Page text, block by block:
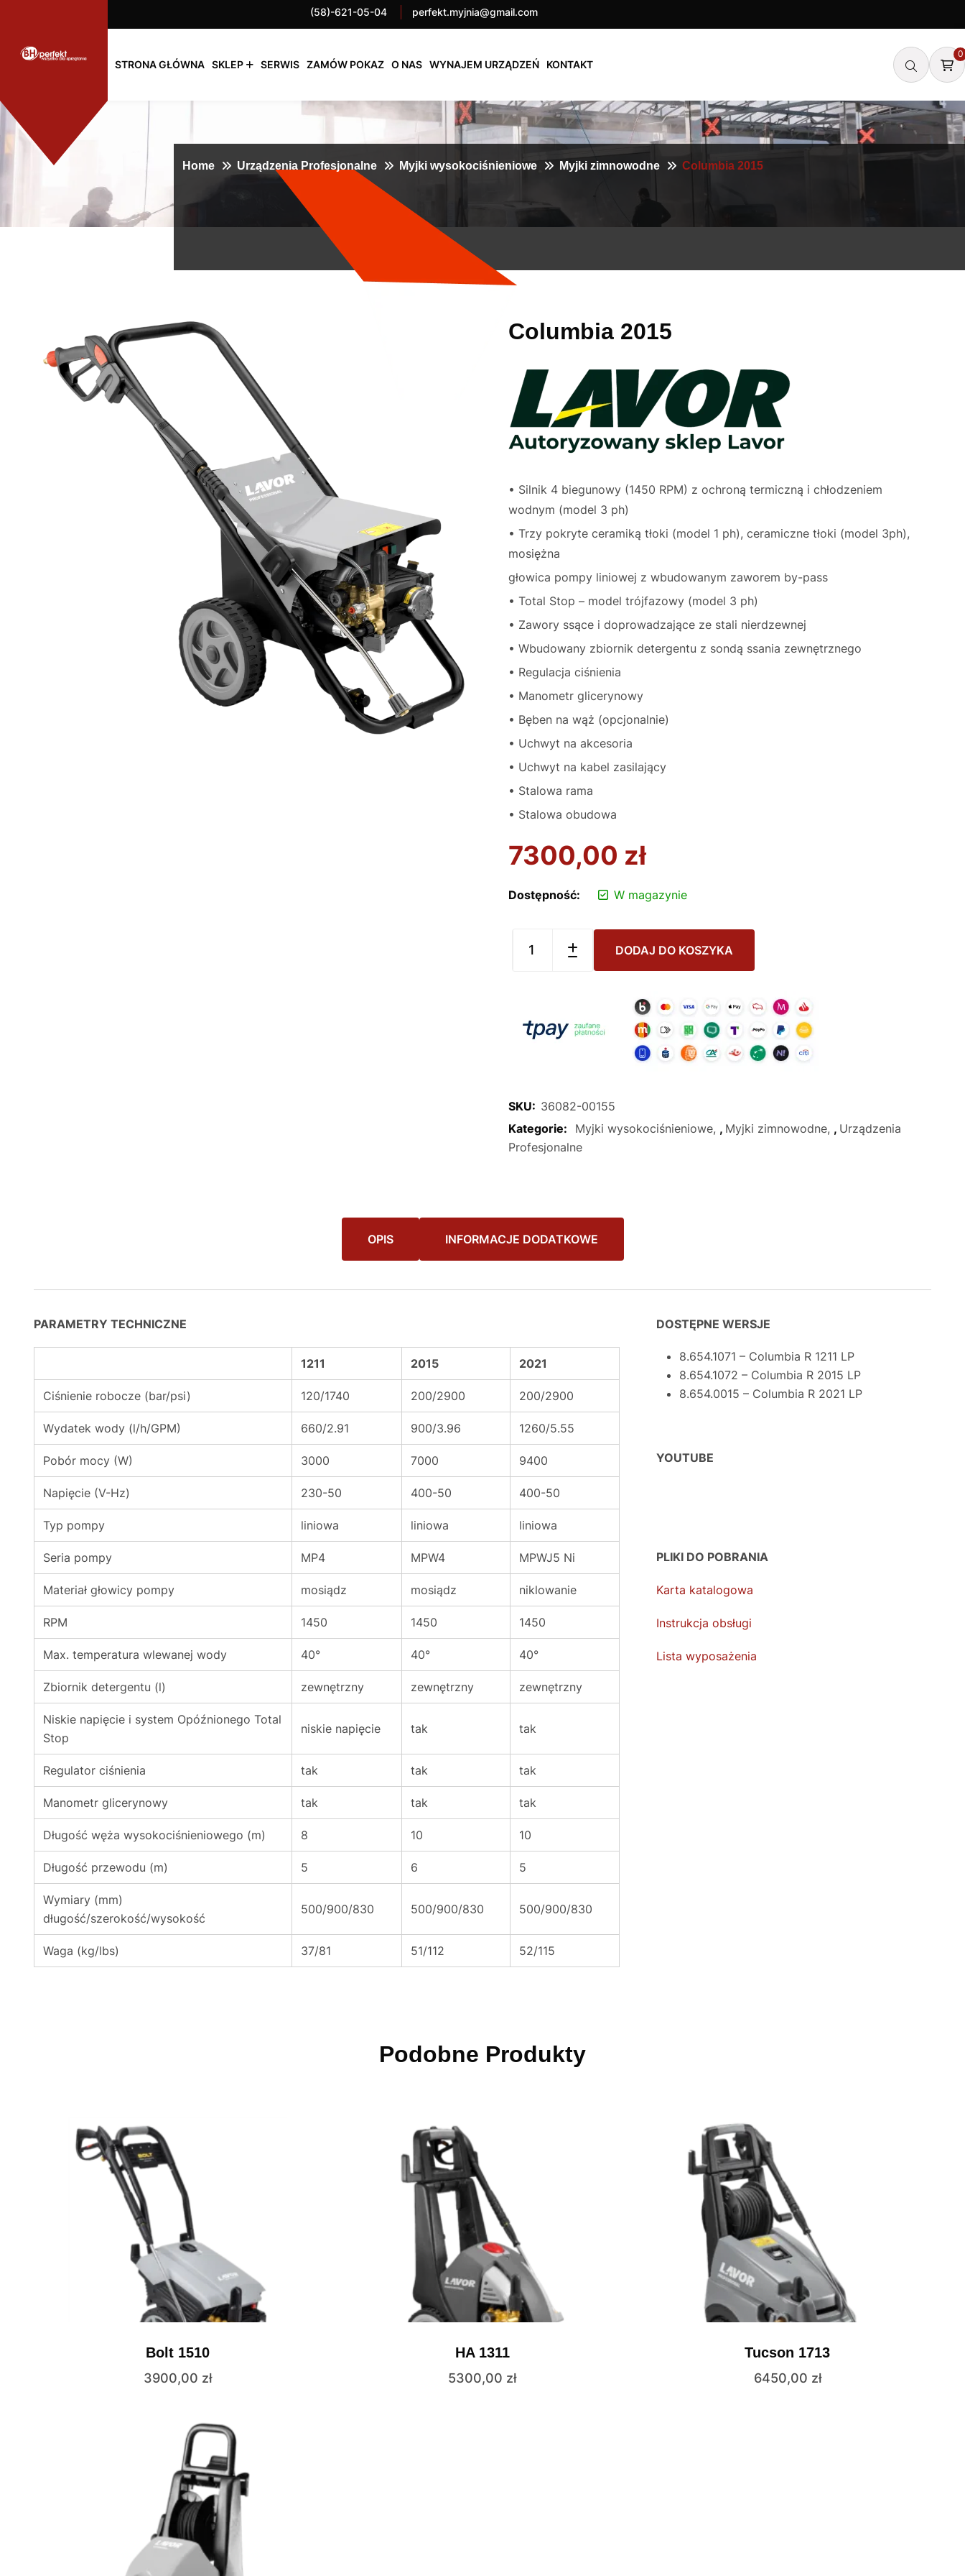
(58)-621-05-04 perfekt.myjnia@gmail.com
STRONA GŁÓWNA SKLEP SERWIS ZAMÓW POKAZ O NAS WYNAJEM URZĄDZEŃ KONTAKT
0
Home Urządzenia Profesjonalne Myjki wysokociśnieniowe Myjki zimnowodne Columbia 2015
Columbia 2015
• Silnik 4 biegunowy (1450 RPM) z ochroną termiczną i chłodzeniem
wodnym (model 3 ph)
• Trzy pokryte ceramiką tłoki (model 1 ph), ceramiczne tłoki (model 3ph),
mosiężna
głowica pompy liniowej z wbudowanym zaworem by-pass
• Total Stop – model trójfazowy (model 3 ph)
• Zawory ssące i doprowadzające ze stali nierdzewnej
• Wbudowany zbiornik detergentu z sondą ssania zewnętrznego
• Regulacja ciśnienia
• Manometr glicerynowy
• Bęben na wąż (opcjonalnie)
• Uchwyt na akcesoria
• Uchwyt na kabel zasilający
• Stalowa rama
• Stalowa obudowa
7300,00 zł
Dostępność: W magazynie
DODAJ DO KOSZYKA
SKU: 36082-00155
Kategorie:
Myjki wysokociśnieniowe , Myjki zimnowodne , Urządzenia
Profesjonalne
OPIS INFORMACJE DODATKOWE
PARAMETRY TECHNICZNE
1211 2015 2021
Ciśnienie robocze (bar/psi) 120/1740 200/2900 200/2900
Wydatek wody (l/h/GPM) 660/2.91 900/3.96 1260/5.55
Pobór mocy (W) 3000 7000 9400
Napięcie (V-Hz) 230-50 400-50 400-50
Typ pompy liniowa liniowa liniowa
Seria pompy MP4 MPW4 MPWJ5 Ni
Materiał głowicy pompy mosiądz mosiądz niklowanie
RPM 1450 1450 1450
Max. temperatura wlewanej wody 40° 40° 40°
Zbiornik detergentu (l) zewnętrzny zewnętrzny zewnętrzny
Niskie napięcie i system Opóźnionego Total
Stop
niskie napięcie tak tak
Regulator ciśnienia tak tak tak
Manometr glicerynowy tak tak tak
Długość węża wysokociśnieniowego (m) 8 10 10
Długość przewodu (m) 5 6 5
Wymiary (mm)
długość/szerokość/wysokość
500/900/830 500/900/830 500/900/830
Waga (kg/lbs) 37/81 51/112 52/115
DOSTĘPNE WERSJE
8.654.1071 – Columbia R 1211 LP
8.654.1072 – Columbia R 2015 LP
8.654.0015 – Columbia R 2021 LP
YOUTUBE
PLIKI DO POBRANIA
Karta katalogowa
Instrukcja obsługi
Lista wyposażenia
Podobne Produkty
Bolt 1510
3900,00 zł
HA 1311
5300,00 zł
Tucson 1713
6450,00 zł